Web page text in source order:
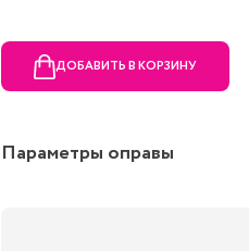
ДОБАВИТЬ В КОРЗИНУ
Параметры оправы